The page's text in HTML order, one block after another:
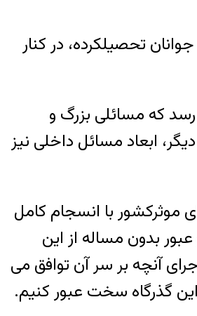
تحصیلکرده، در کنار
که مسائلی بزرگ و
ابعاد مسائل داخلی نیز
موثرکشور با انسجام کامل
بدون مساله از این
آنچه بر سر آن توافق می
گذرگاه سخت عبور کنیم.